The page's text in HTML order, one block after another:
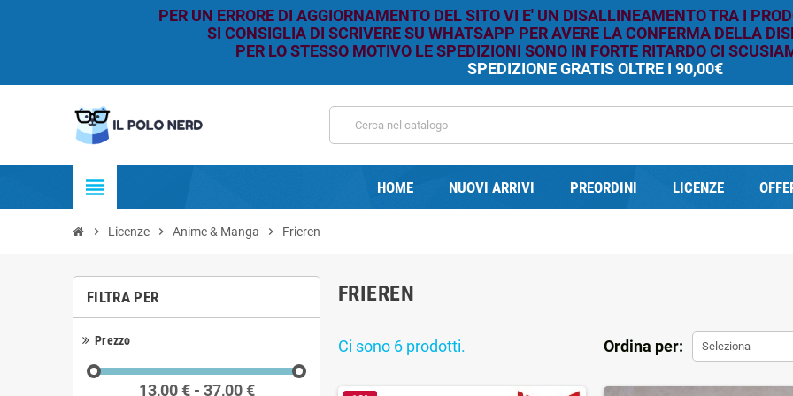
PER UN ERRORE DI AGGIORNAMENTO DEL SITO VI E' UN DISALLINEAMENTO TRA I
SI CONSIGLIA DI SCRIVERE SU WHATSAPP PER AVERE LA CONFERMA DELLA
PER LO STESSO MOTIVO LE SPEDIZIONI SONO IN FORTE RITARDO CI
SPEDIZIONE GRATIS OLTRE I 90,00€
view_headline HOME NUOVI ARRIVI PREORDINI LICENZE
chevron_right Licenze chevron_right Anime & Manga chevron_right Frieren
FILTRA PER
Prezzo
13,00 € - 37,00 €
FRIEREN
Ordina per: Seleziona
Ci sono 6 prodotti.